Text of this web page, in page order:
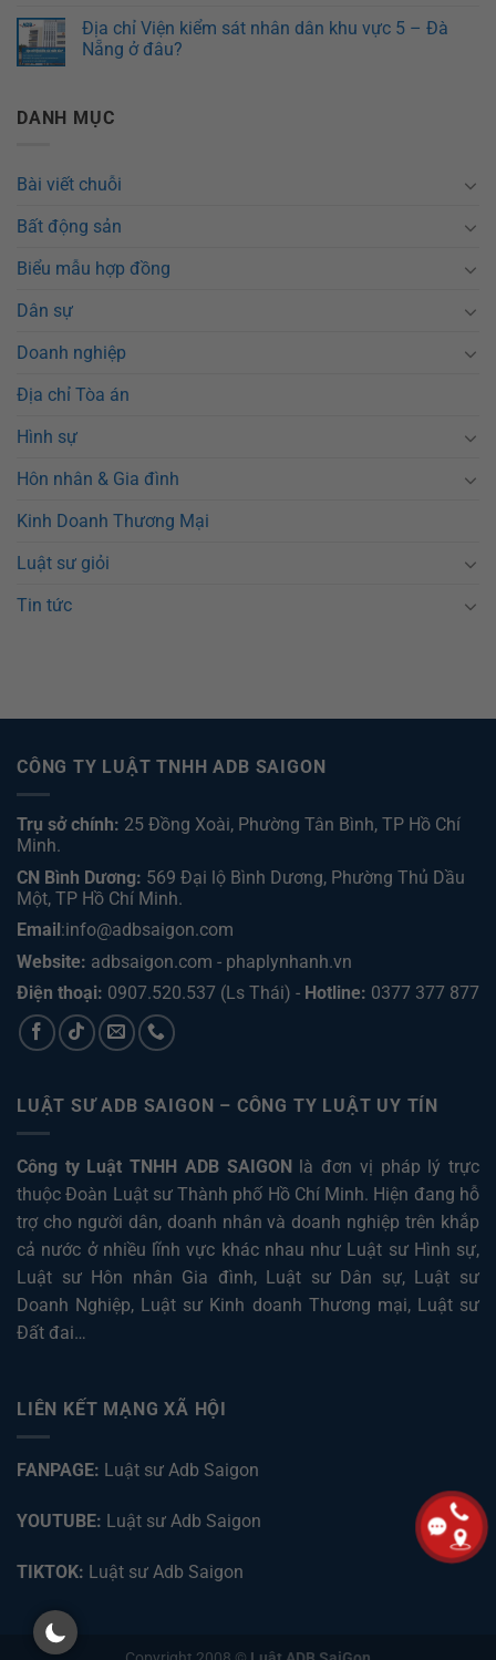
Địa chỉ Viện kiểm sát nhân dân khu vực 5 – Đà
Nẵng ở đâu?
DANH MỤC
Bài viết chuỗi
Bất động sản
Biểu mẫu hợp đồng
Dân sự
Doanh nghiệp
Địa chỉ Tòa án
Hình sự
Hôn nhân & Gia đình
Kinh Doanh Thương Mại
Luật sư giỏi
Tin tức
CÔNG TY LUẬT TNHH ADB SAIGON
Trụ sở chính: 25 Đồng Xoài, Phường Tân Bình, TP Hồ Chí
Minh.
CN Bình Dương: 569 Đại lộ Bình Dương, Phường Thủ Dầu
Một, TP Hồ Chí Minh.
Email :info@adbsaigon.com
Website: adbsaigon.com - phaplynhanh.vn
Điện thoại: 0907.520.537 (Ls Thái) - Hotline: 0377 377 877
LUẬT SƯ ADB SAIGON – CÔNG TY LUẬT UY TÍN
Công ty Luật TNHH ADB SAIGONlà đơn vị pháp lý trực
thuộc Đoàn Luật sư Thành phố Hồ Chí Minh. Hiện đang hỗ
trợ cho người dân, doanh nhân và doanh nghiệp trên khắp
cả nước ở nhiều lĩnh vực khác nhau như Luật sư Hình sự,
Luật sư Hôn nhân Gia đình, Luật sư Dân sự, Luật sư
Doanh Nghiệp, Luật sư Kinh doanh Thương mại, Luật sư
Đất đai…
LIÊN KẾT MẠNG XÃ HỘI
FANPAGE: Luật sư Adb Saigon
YOUTUBE: Luật sư Adb Saigon
TIKTOK: Luật sư Adb Saigon